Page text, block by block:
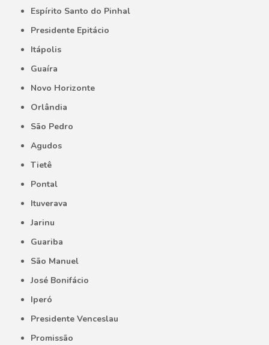
Espírito Santo do Pinhal
Presidente Epitácio
Itápolis
Guaíra
Novo Horizonte
Orlândia
São Pedro
Agudos
Tietê
Pontal
Ituverava
Jarinu
Guariba
São Manuel
José Bonifácio
Iperó
Presidente Venceslau
Promissão